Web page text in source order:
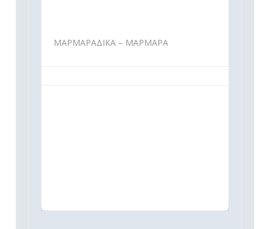
ΜΑΡΜΑΡΑΔΙΚΑ – ΜΑΡΜΑΡΑ